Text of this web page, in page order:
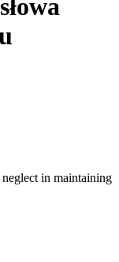
in maintaining